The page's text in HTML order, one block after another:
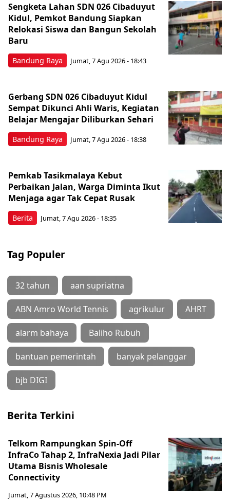
Bandung Raya
Sengketa Lahan SDN 026 Cibaduyut
Kidul, Pemkot Bandung Siapkan
Relokasi Siswa dan Bangun Sekolah
Baru
Jumat, 7 Agu 2026 - 18:43
Bandung Raya
Gerbang SDN 026 Cibaduyut Kidul
Sempat Dikunci Ahli Waris, Kegiatan
Belajar Mengajar Diliburkan Sehari
Jumat, 7 Agu 2026 - 18:38
Berita
Pemkab Tasikmalaya Kebut
Perbaikan Jalan, Warga Diminta Ikut
Menjaga agar Tak Cepat Rusak
Jumat, 7 Agu 2026 - 18:35
Tag Populer
32 tahun aan supriatna
ABN Amro World Tennis agrikulur AHRT
alarm bahaya Baliho Rubuh
bantuan pemerintah banyak pelanggar
bjb DIGI
Berita Terkini
Telkom Rampungkan Spin-Off
InfraCo Tahap 2, InfraNexia Jadi Pilar
Utama Bisnis Wholesale
Connectivity
Jumat, 7 Agustus 2026, 10:48 PM